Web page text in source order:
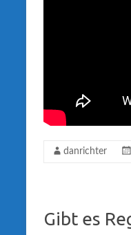
danrichter
Gibt es